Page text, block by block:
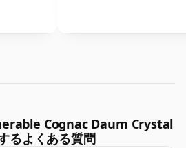
Cognac Daum Crystal
るよくある質問